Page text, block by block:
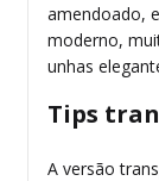
amendoado,
moderno,
unhas
Tips
A versão